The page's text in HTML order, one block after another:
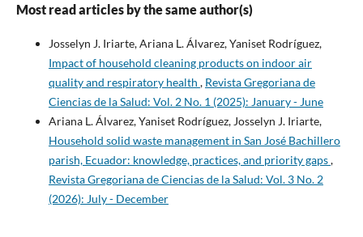
Most read articles by the same author(s)
Josselyn J. Iriarte, Ariana L. Álvarez, Yaniset Rodríguez,
Impact of household cleaning products on indoor air
quality and respiratory health , Revista Gregoriana de
Ciencias de la Salud: Vol. 2 No. 1 (2025): January - June
Ariana L. Álvarez, Yaniset Rodríguez, Josselyn J. Iriarte,
Household solid waste management in San José Bachillero
parish, Ecuador: knowledge, practices, and priority gaps,
Revista Gregoriana de Ciencias de la Salud: Vol. 3 No. 2
(2026): July - December